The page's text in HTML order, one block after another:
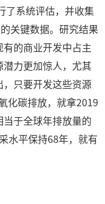
了系统评估，并收集
关键数据。研究结果
的商业开发中占主
力更加惊人，尤其
只要开发这些资源
化碳排放，就拿2019
于全球年排放量的
水平保持68年，就有